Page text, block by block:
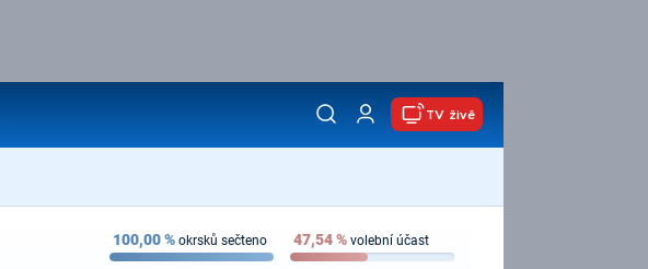
TV živě
100,00% okrsků sečteno 47,54% volební účast